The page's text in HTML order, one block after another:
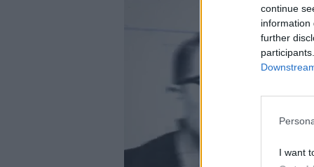
continue
information
further
I want